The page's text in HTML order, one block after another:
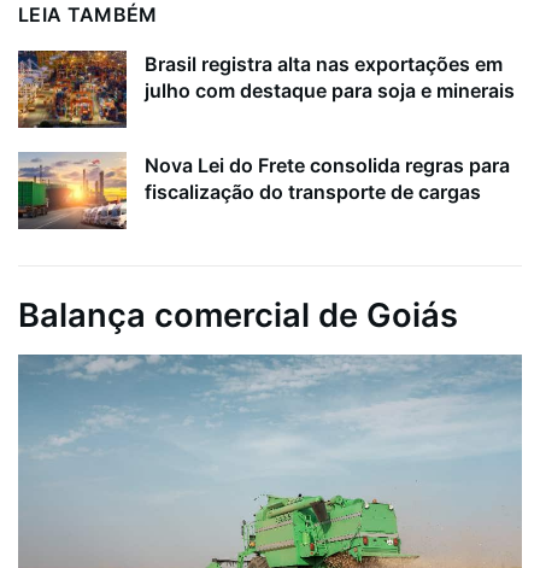
LEIA TAMBÉM
Brasil registra alta nas exportações em
julho com destaque para soja e minerais
Nova Lei do Frete consolida regras para
fiscalização do transporte de cargas
Balança comercial de Goiás